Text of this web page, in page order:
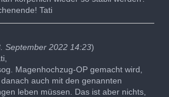
Tati
September 2022 14:23)
Magenhochzug-OP gemacht wird,
auch mit den genannten
leben müssen. Das ist aber nichts,